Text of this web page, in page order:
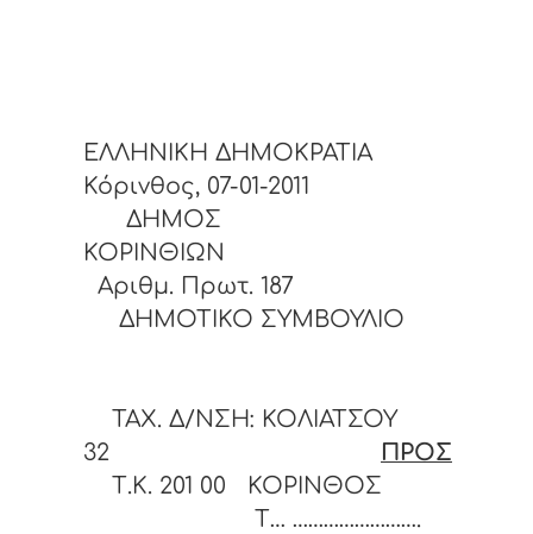
ΕΛΛΗΝΙΚΗ
Κόρινθος, 07-01-2011
ΔΗΜΟΣ
Αριθμ. Πρωτ. 187
ΔΗΜΟΤΙΚΟ ΣΥΜΒΟΥΛΙΟ
ΤΑΧ. Δ/ΝΣΗ: ΚΟΛΙΑΤΣΟΥ
32 ΠΡΟΣ
Τ.Κ. 201 00 ΚΟΡΙΝΘΟΣ
Τ… …………………….